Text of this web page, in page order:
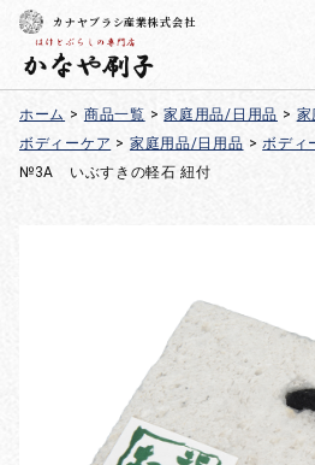
カナヤブラシ産業株式会社
ホーム > 商品一覧 > 家庭用品/日用品 >
ボディーケア > 家庭用品/日用品 > ボディ
№3A いぶすきの軽石 紐付